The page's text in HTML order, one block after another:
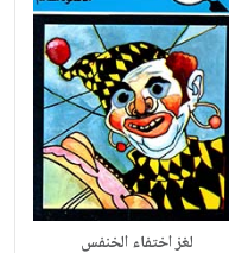
لغز اختفاء الخنفس